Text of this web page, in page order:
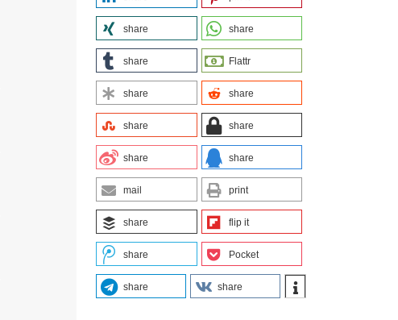
share share
share Flattr
share share
share share
share share
mail print
share flip it
share Pocket
share share